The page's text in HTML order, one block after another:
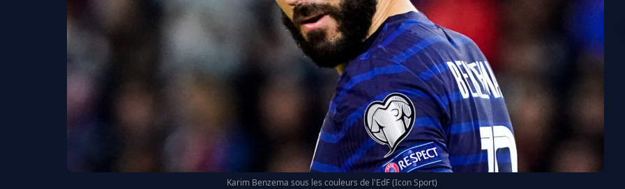
Karim Benzema sous les couleurs de l'EdF (Icon Sport)